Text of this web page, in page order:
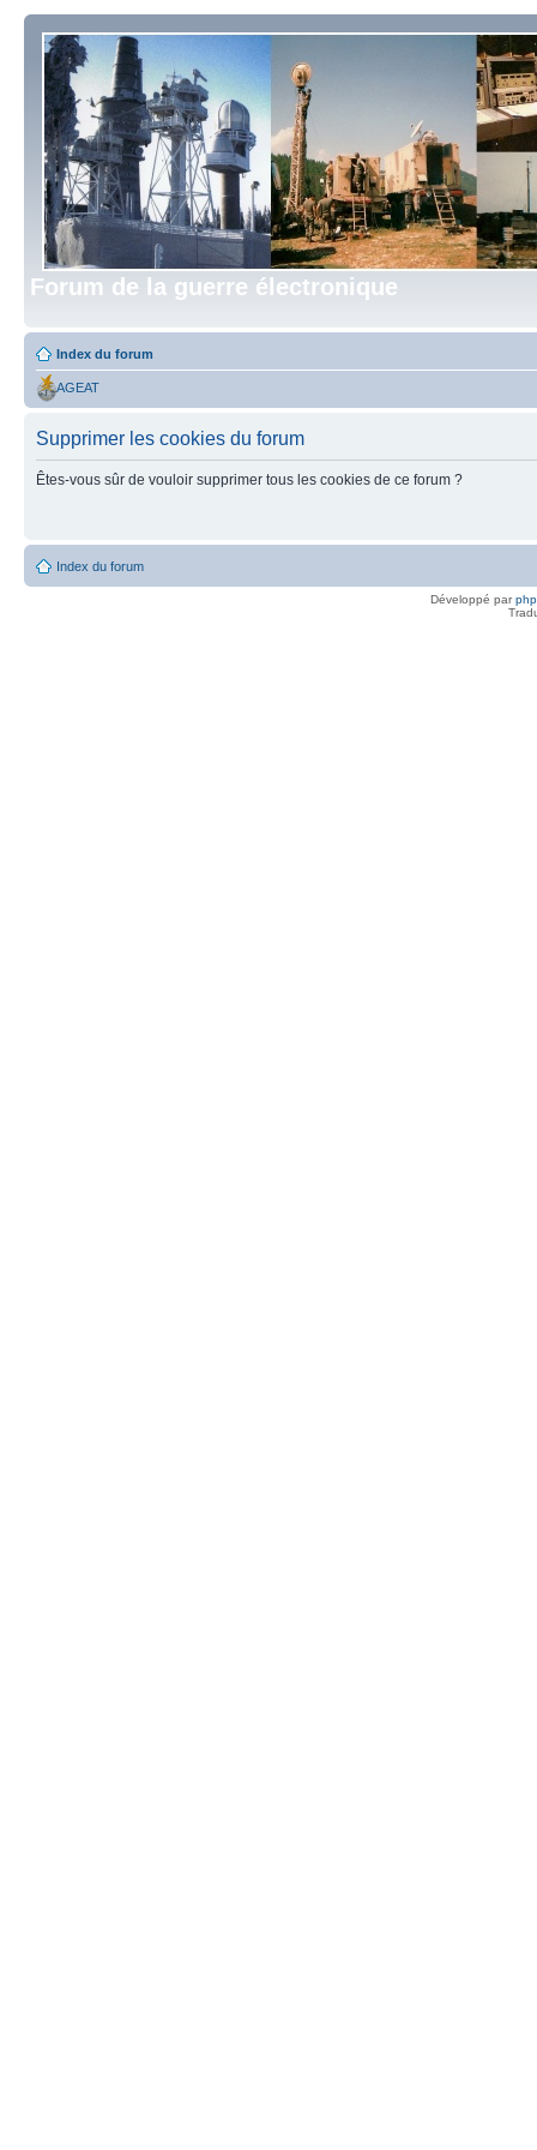
Forum de la guerre électronique
Index du forum
AGEAT
Supprimer les cookies du forum
Êtes-vous sûr de vouloir supprimer tous les cookies de ce forum ?
Index du forum
Développé par